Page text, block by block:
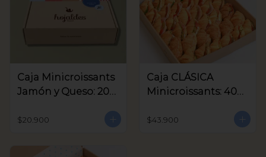
Caja Minicroissants
Jamón y Queso: 20
$20.900
Caja CLÁSICA
Minicroissants: 40
$43.900